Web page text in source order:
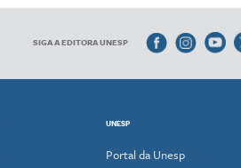
SIGA A EDITORA UNESP
UNESP
Portal da Unesp